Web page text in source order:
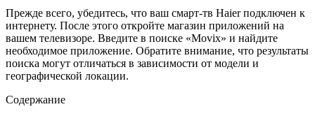
Прежде всего, убедитесь, что ваш смарт-тв Haier подключен к
интернету. После этого откройте магазин приложений на
вашем телевизоре. Введите в поиске «Movix» и найдите
необходимое приложение. Обратите внимание, что результаты
поиска могут отличаться в зависимости от модели и
географической локации.
Содержание